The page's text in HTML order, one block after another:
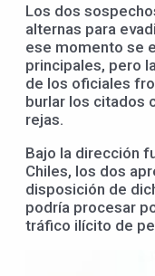
Los dos
alternas para
ese momento se
principales, pero
de los oficiales
burlar los citados
rejas.
Bajo la dirección
Chiles, los dos
disposición de
podría procesar
tráfico ilícito de